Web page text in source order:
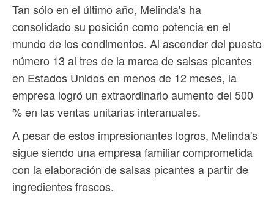
Tan sólo en el último año, Melinda's ha
consolidado su posición como potencia en el
mundo de los condimentos. Al ascender del puesto
número 13 al tres de la marca de salsas picantes
en Estados Unidos en menos de 12 meses, la
empresa logró un extraordinario aumento del 500
% en las ventas unitarias interanuales.
A pesar de estos impresionantes logros, Melinda's
sigue siendo una empresa familiar comprometida
con la elaboración de salsas picantes a partir de
ingredientes frescos.